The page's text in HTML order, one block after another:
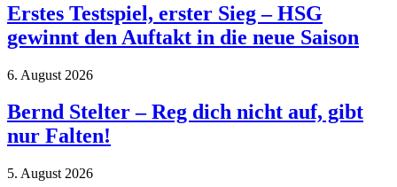
Erstes Testspiel, erster Sieg – HSG
gewinnt den Auftakt in die neue Saison
6. August 2026
Bernd Stelter – Reg dich nicht auf, gibt
nur Falten!
5. August 2026